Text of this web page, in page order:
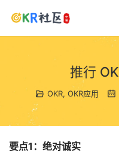
推行
OKR, OKR应用
要点1：绝对诚实